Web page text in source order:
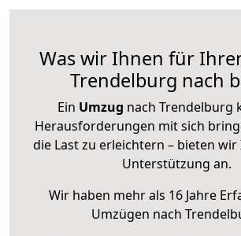
Was wir Ihnen für
Trendelburg nach
Ein Umzug nach Trendelburg
Herausforderungen mit sich
die Last zu erleichtern – bieten
Unterstützung an.
Wir haben mehr als 16 Jahre
Umzügen nach